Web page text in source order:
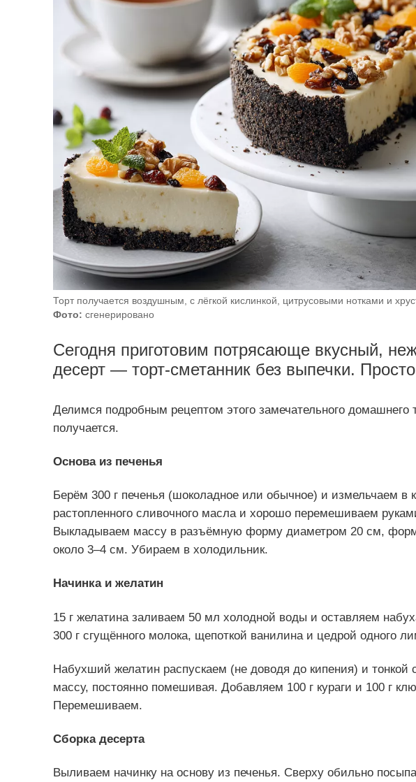
Торт получается воздушным, с лёгкой кислинкой, цитрусовыми нотками и
Фото: сгенерировано
Сегодня приготовим потрясающе вкусный,
десерт — торт-сметанник без выпечки.
Делимся подробным рецептом этого замечательного домашнего
получается.
Основа из печенья
Берём 300 г печенья (шоколадное или обычное) и измельчаем в
растопленного сливочного масла и хорошо перемешиваем
Выкладываем массу в разъёмную форму диаметром 20 см,
около 3–4 см. Убираем в холодильник.
Начинка и желатин
15 г желатина заливаем 50 мл холодной воды и оставляем
300 г сгущённого молока, щепоткой ванилина и цедрой одного
Набухший желатин распускаем (не доводя до кипения) и тонкой
массу, постоянно помешивая. Добавляем 100 г кураги и 100 г
Перемешиваем.
Сборка десерта
Выливаем начинку на основу из печенья. Сверху обильно